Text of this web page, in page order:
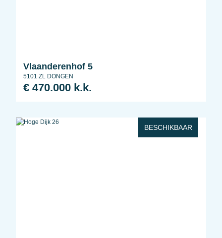
Vlaanderenhof 5
5101 ZL DONGEN
€ 470.000 k.k.
BESCHIKBAAR